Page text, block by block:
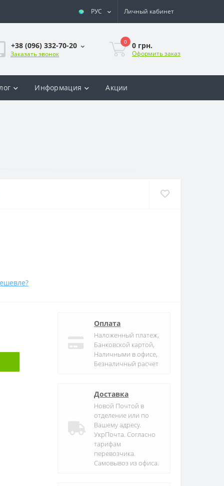
РУС Личный кабинет
+38 (096) 332-70-20
Заказать звонок
0 0 грн.
Оформить заказ
Информация Акции
Оплата
Наложенный платеж,
Банковской картой,
Наличными в офисе,
Безналичный расчет
Доставка
Новой Почтой в
отделение или по
Вашему адресу.
УкрПочта. Согласно
тарифам
перевозчика.
Самовывоз из офиса.